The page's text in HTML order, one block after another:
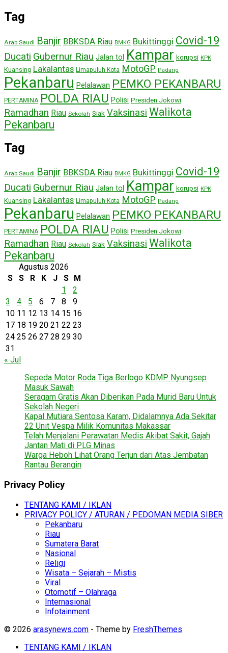
Tag
Arab Saudi Banjir BBKSDA Riau BMKG Bukittinggi Covid-19
Ducati Gubernur Riau Jalan tol Kampar korupsi KPK
Kuansing Lakalantas Limapuluh Kota MotoGP Padang
Pekanbaru Pelalawan PEMKO PEKANBARU
PERTAMINA POLDA RIAU Polisi Presiden Jokowi
Ramadhan Riau Sekolah Siak Vaksinasi Walikota
Pekanbaru
Tag
Arab Saudi Banjir BBKSDA Riau BMKG Bukittinggi Covid-19
Ducati Gubernur Riau Jalan tol Kampar korupsi KPK
Kuansing Lakalantas Limapuluh Kota MotoGP Padang
Pekanbaru Pelalawan PEMKO PEKANBARU
PERTAMINA POLDA RIAU Polisi Presiden Jokowi
Ramadhan Riau Sekolah Siak Vaksinasi Walikota
Pekanbaru
Agustus 2026
S
S R K J S
M
1
2
3
4 5 6 7 8
9
10 11 12 13 14 15 16
17 18 19 20 21 22 23
24 25 26 27 28 29 30
31
« Jul
Sepeda Motor Roda Tiga Berlogo KDMP Nyungsep
Masuk Sawah
Seragam Gratis Akan Diberikan Pada Murid Baru Untuk
Sekolah Negeri
Kapal Mutiara Sentosa Karam, Didalamnya Ada Sekitar
22 Unit Vespa Milik Komunitas Makassar
Telah Menjalani Perawatan Medis Akibat Sakit, Gajah
Jantan Mati di PLG Minas
Warga Heboh Lihat Orang Terjun dari Atas Jembatan
Rantau Berangin
Privacy Policy
TENTANG KAMI / IKLAN
PRIVACY POLICY / ATURAN / PEDOMAN MEDIA SIBER
Pekanbaru
Riau
Sumatera Barat
Nasional
Religi
Wisata – Sejarah – Mistis
Viral
Otomotif – Olahraga
Internasional
Infotainment
© 2026 arasynews.com - Theme by FreshThemes
TENTANG KAMI / IKLAN